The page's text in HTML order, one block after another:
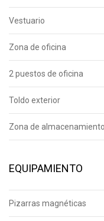
Vestuario
Zona de oficina
2 puestos de oficina
Toldo exterior
Zona de almacenamiento
EQUIPAMIENTO
Pizarras magnéticas